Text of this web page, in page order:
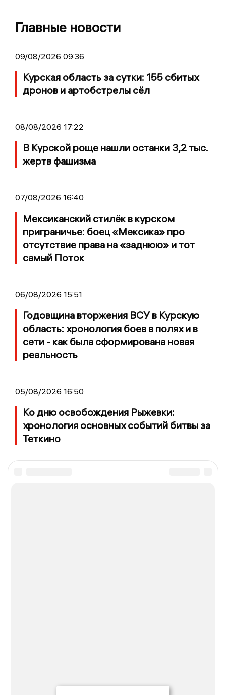
Главные новости
09/08/2026 09:36
Курская область за сутки: 155 сбитых
дронов и артобстрелы сёл
08/08/2026 17:22
В Курской роще нашли останки 3,2 тыс.
жертв фашизма
07/08/2026 16:40
Мексиканский стилёк в курском
приграничье: боец «Мексика» про
отсутствие права на «заднюю» и тот
самый Поток
06/08/2026 15:51
Годовщина вторжения ВСУ в Курскую
область: хронология боев в полях и в
сети - как была сформирована новая
реальность
05/08/2026 16:50
Ко дню освобождения Рыжевки:
хронология основных событий битвы за
Теткино